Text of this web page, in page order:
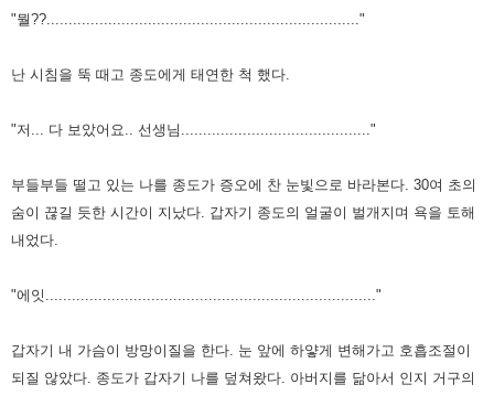
"뭘??......................................................................."
난 시침을 뚝 때고 종도에게 태연한 척 했다.
"저... 다 보았어요.. 선생님..........................................."
부들부들 떨고 있는 나를 종도가 증오에 찬 눈빛으로 바라본다. 30여 초의
숨이 끊길 듯한 시간이 지났다. 갑자기 종도의 얼굴이 벌개지며 욕을 토해
내었다.
"에잇..........................................................................."
갑자기 내 가슴이 방망이질을 한다. 눈 앞에 하얗게 변해가고 호흡조절이
되질 않았다. 종도가 갑자기 나를 덮쳐왔다. 아버지를 닮아서 인지 거구의